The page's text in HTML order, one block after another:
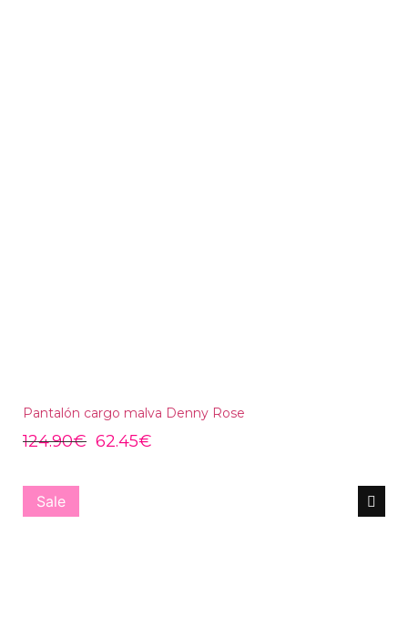
Pantalón cargo malva Denny Rose
124.90€ 62.45€
Sale